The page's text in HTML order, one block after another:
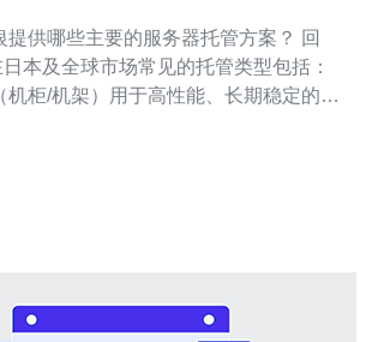
提供哪些主要的服务器托管方案？ 回
本及全球市场常见的托管类型包括：
机柜/机架）用于高性能、长期稳定的需
用服务器（VPS）适合小型业务；4）